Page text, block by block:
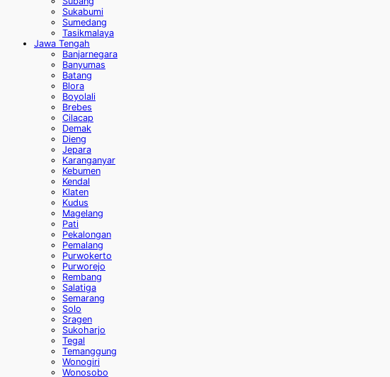
Sukabumi
Sumedang
Tasikmalaya
Jawa Tengah
Banjarnegara
Banyumas
Batang
Blora
Boyolali
Brebes
Cilacap
Demak
Dieng
Jepara
Karanganyar
Kebumen
Kendal
Klaten
Kudus
Magelang
Pati
Pekalongan
Pemalang
Purwokerto
Purworejo
Rembang
Salatiga
Semarang
Solo
Sragen
Sukoharjo
Tegal
Temanggung
Wonogiri
Wonosobo